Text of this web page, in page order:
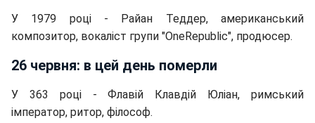
У 1979 році - Райан Теддер, американський
композитор, вокаліст групи "OneRepublic", продюсер.
26 червня: в цей день померли
У 363 році - Флавій Клавдій Юліан, римський
імператор, ритор, філософ.